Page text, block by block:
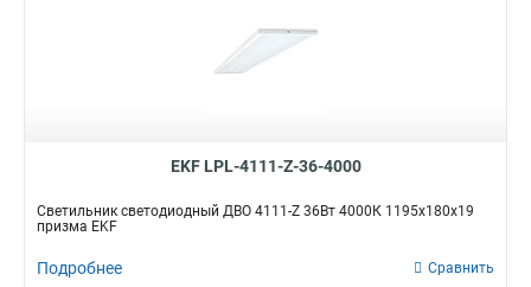
EKF LPL-4111-Z-36-4000
Светильник светодиодный ДВО 4111-Z 36Вт 4000К 1195х180х19
призма EKF
Подробнее Сравнить